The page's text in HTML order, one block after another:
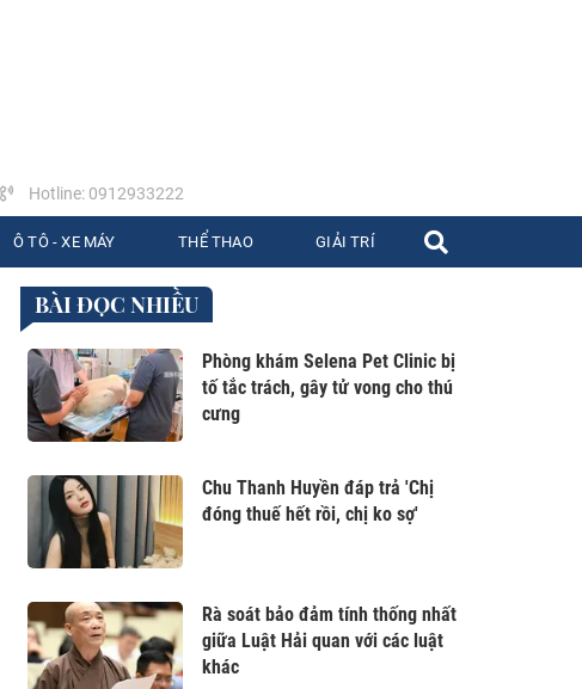
Hotline: 0912933222
Ô TÔ - XE MÁY THỂ THAO GIẢI TRÍ
BÀI ĐỌC NHIỀU
Phòng khám Selena Pet Clinic bị
tố tắc trách, gây tử vong cho thú
cưng
Chu Thanh Huyền đáp trả 'Chị
đóng thuế hết rồi, chị ko sợ'
Rà soát bảo đảm tính thống nhất
giữa Luật Hải quan với các luật
khác